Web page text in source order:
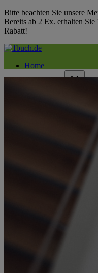
Bitte beachten Sie unsere
Bereits ab 2 Ex. erhalten
Rabatt!
Home